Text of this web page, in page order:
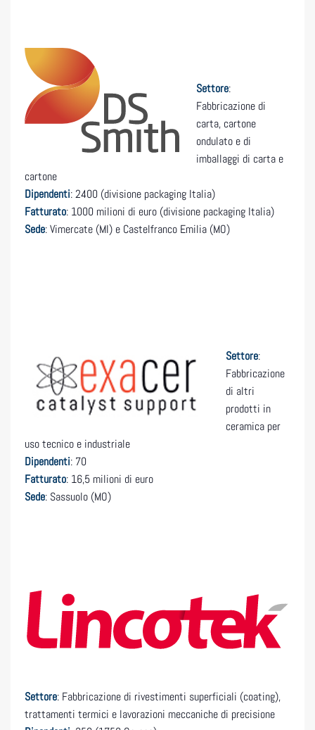
Settore:
Fabbricazione di
carta, cartone
ondulato e di
imballaggi di carta e
cartone
Dipendenti: 2400 (divisione packaging Italia)
Fatturato: 1000 milioni di euro (divisione packaging Italia)
Sede: Vimercate (MI) e Castelfranco Emilia (MO)
Settore:
Fabbricazione
di altri
prodotti in
ceramica per
uso tecnico e industriale
Dipendenti: 70
Fatturato: 16,5 milioni di euro
Sede: Sassuolo (MO)
Settore: Fabbricazione di rivestimenti superficiali (coating),
trattamenti termici e lavorazioni meccaniche di precisione